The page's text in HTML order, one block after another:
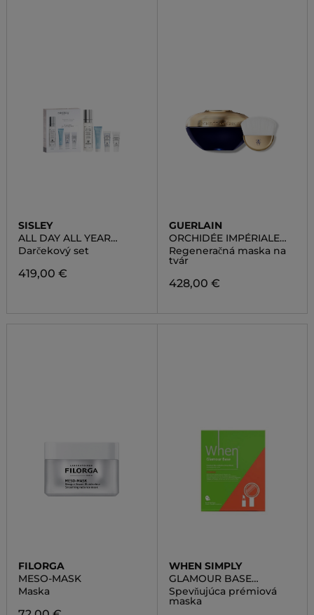
SISLEY
ALL DAY ALL YEAR
DISCOVERY SET
Darčekový set
419,00 €
GUERLAIN
ORCHIDÉE IMPÉRIALE
THE MASK
Regeneračná maska na
tvár
428,00 €
FILORGA
MESO-MASK
Maska
WHEN SIMPLY
GLAMOUR BASE
FIRMING PREMIUM BIO-
CELLULOSE SHEET MASK
Spevňujúca prémiová
maska